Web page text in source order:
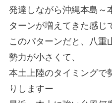
発達しながら沖縄本島～
ターンが増えてきた感じ
このパターンだと、八重
勢力が小さくて、
本土上陸のタイミングで
りしますー